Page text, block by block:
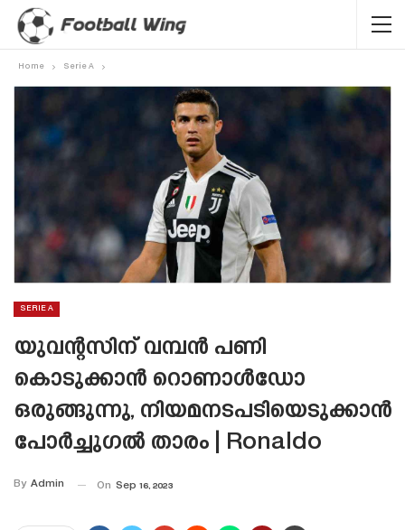
Home Serie A
SERIE A
യുവന്റസിന് വമ്പൻ പണി
കൊടുക്കാൻ റൊണാൾഡോ
ഒരുങ്ങുന്നു, നിയമനടപടിയെടുക്കാൻ
പോർച്ചുഗൽ താരം | Ronaldo
By Admin On Sep 16, 2023